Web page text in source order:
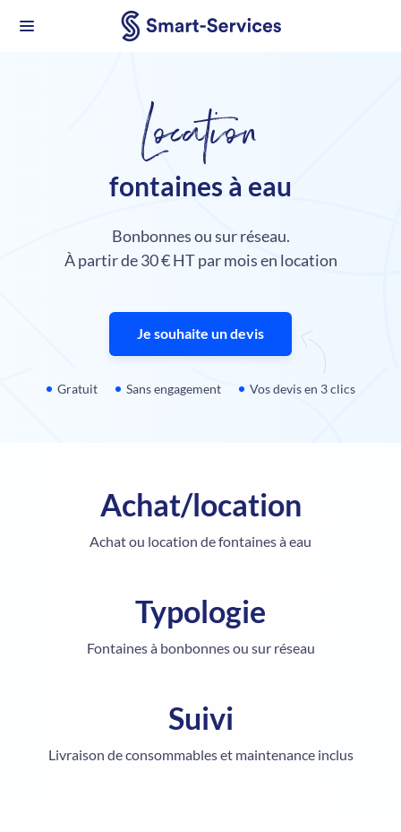
Location
fontaines à eau
Bonbonnes ou sur réseau.
À partir de 30 € HT par mois en location
Je souhaite un devis
Gratuit Sans engagement Vos devis en 3 clics
Achat/location
Achat ou location de fontaines à eau
Typologie
Fontaines à bonbonnesou sur réseau
Suivi
Livraison de consommables et maintenance inclus